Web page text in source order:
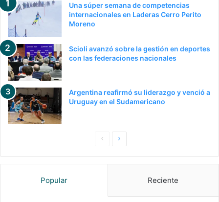
Una súper semana de competencias
internacionales en Laderas Cerro Perito
Moreno
Scioli avanzó sobre la gestión en deportes
con las federaciones nacionales
Argentina reafirmó su liderazgo y venció a
Uruguay en el Sudamericano
PaginaSiguiente
Popular Reciente